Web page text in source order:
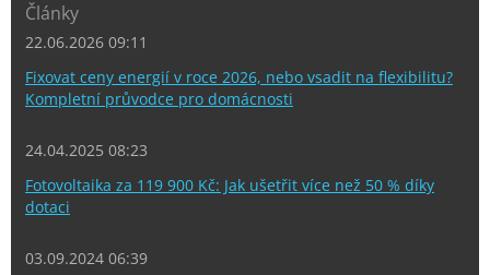
Články
22.06.2026 09:11
Fixovat ceny energií v roce 2026, nebo vsadit na flexibilitu?
Kompletní průvodce pro domácnosti
24.04.2025 08:23
Fotovoltaika za 119 900 Kč: Jak ušetřit více než 50 % díky
dotaci
03.09.2024 06:39